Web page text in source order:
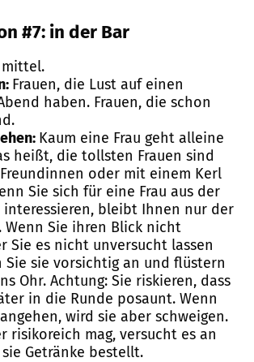
#7: in der Bar
mittel.
Frauen, die Lust auf einen
haben. Frauen, die schon
Kaum eine Frau geht alleine
heißt, die tollsten Frauen sind
oder mit einem Kerl
Sie sich für eine Frau aus der
interessieren, bleibt Ihnen nur der
Wenn Sie ihren Blick nicht
Sie es nicht unversucht lassen
sie vorsichtig an und flüstern
Ohr. Achtung: Sie riskieren, dass
in die Runde posaunt. Wenn
wird sie aber schweigen.
risikoreich mag, versucht es an
Getränke bestellt.